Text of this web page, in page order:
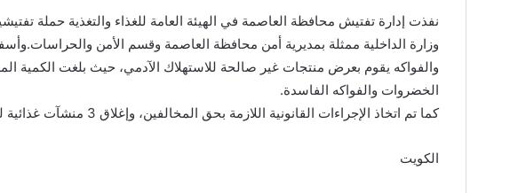
نفذت إدارة تفتيش محافظة العاصمة في الهيئة العامة للغذاء والتغذية حملة
وزارة الداخلية ممثلة بمديرية أمن محافظة العاصمة وقسم الأمن
الخضروات والفواكه الفاسدة.
كما تم اتخاذ الإجراءات القانونية اللازمة بحق المخالفين، وإغلاق 3 منشآت غذائية لعدم التزامها بالاشتراطات الصحية المعتمدة.
الكويت